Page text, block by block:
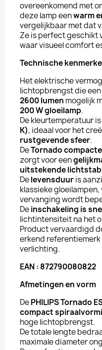
overeenkomend met
deze lamp eenwarm
vergelijkbaar met dat
Ze is perfect geschikt
waar visueel comfort
Technische
Het elektrische
lichtopbrengst die een
2600 lumen mogelijk
200 W gloeilamp.
De kleurtemperatuur is
K), ideaal voor het
rustgevende sfeer.
DeTornado
zorgt voor een
uitstekende
Delevensduuris
klassieke
vervanging wordt
Deinschakeling is
lichtintensiteit na het
Product vervaardigd
erkend
verlichting.
EAN : 872790080822
Afmetingen en vorm
DePHILIPS Tornado
compact
hoge lichtopbrengst.
De totale lengte
maximale diameter